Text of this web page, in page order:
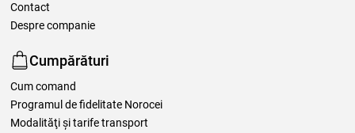
Contact
Despre companie
Cumpărături
Cum comand
Programul de fidelitate Norocei
Modalităţi şi tarife transport